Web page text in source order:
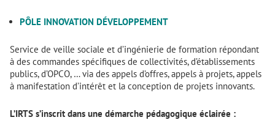
PÔLE INNOVATION DÉVELOPPEMENT
Service de veille sociale et d’ingénierie de formation répondant
à des commandes spécifiques de collectivités, d’établissements
publics, d’OPCO, … via des appels d’offres, appels à projets, appels
à manifestation d’intérêt et la conception de projets innovants.
L’IRTS s’inscrit dans une démarche pédagogique éclairée :